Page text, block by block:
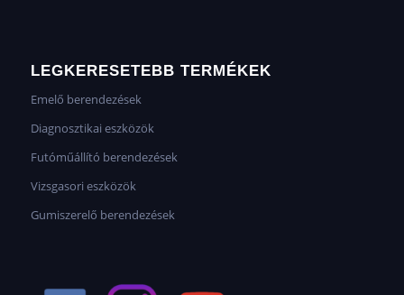
LEGKERESETEBB TERMÉKEK
Emelő berendezések
Diagnosztikai eszközök
Futóműállító berendezések
Vizsgasori eszközök
Gumiszerelő berendezések